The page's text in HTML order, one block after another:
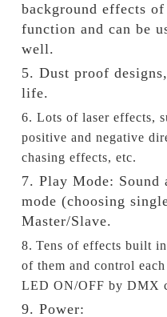
background effects
function and can be
well.
5. Dust proof
life.
6. Lots of laser effects,
positive and negative
chasing effects, etc.
7. Play Mode:
mode (choosing
Master/Slave.
8. Tens of effects built
of them and control
LED ON/OFF by DMX
9. Power: